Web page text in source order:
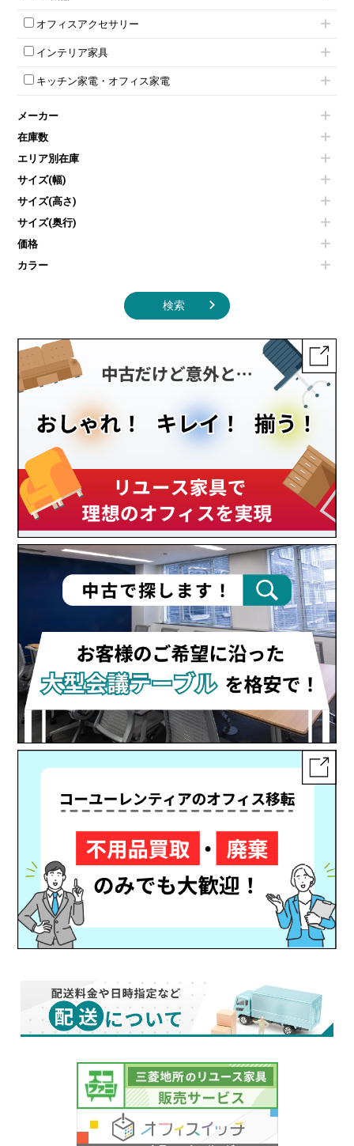
ダイヤル錠ロッカー
ワードローブ・クローゼット
会議テーブルW1800～
平行スタックテーブル
会議テーブルその他
ミーティングチェアその他
受付カウンターその他
自立タイプパーテーション
パーテーションその他
脚付ホワイトボード
壁掛けホワイトボード
ホワイトボードその他
電話機（ビジネスフォン）
シュレッダー
プロジェクター
スクリーン
その他OA機器
オフィスアクセサリー
チェア用台車
演台・講演台・演説台
防音パネル
個室ブース
コートハンガー・ポールハンガー
傘立て
食器棚・キッチンキャビネット
カタログスタンド
オフィスアクセサリーその他
インテリア家具
モールドチェア
ダイニングチェア
カウンターテーブル
センターテーブル・サイドテーブル
ベンチ・スツール
ソファ
シェルフ
ダストボックス（ゴミ箱）
インテリア家具その他
キッチン家電・オフィス家電
冷蔵庫・洗濯機
空気清浄機・加湿器
液晶テレビ・モニター類
エアコン
掃除機
季節家電
メーカー
在庫数
エリア別在庫
サイズ(幅)
サイズ(高さ)
サイズ(奥行)
価格
カラー
検索